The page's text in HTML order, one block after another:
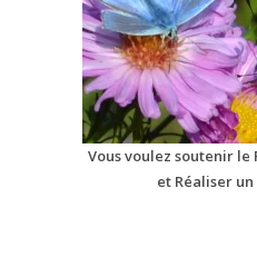
Vous voulez soutenir
et Réaliser